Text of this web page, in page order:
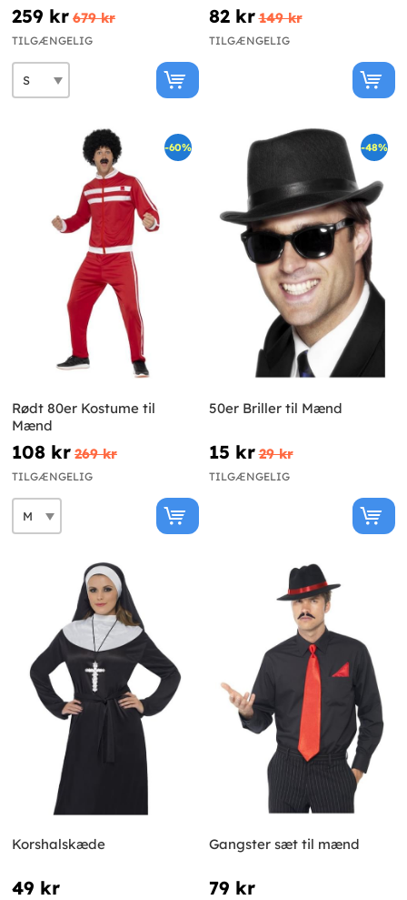
259 kr 679 kr
TILGÆNGELIG
82 kr 149 kr
TILGÆNGELIG
-60%
Rødt 80er Kostume til
Mænd
108 kr 269 kr
TILGÆNGELIG
-48%
50er Briller til Mænd
15 kr 29 kr
TILGÆNGELIG
Korshalskæde
49 kr
Gangster sæt til mænd
79 kr